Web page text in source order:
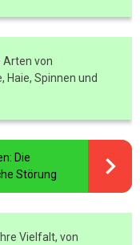
Arten von
Haie, Spinnen und
Die
Störung
Vielfalt, von